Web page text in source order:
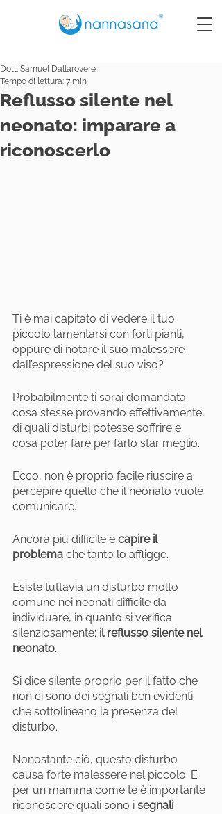
Reflusso silente nel
neonato: imparare a
riconoscerlo
Dott. Samuel Dallarovere
Tempo di lettura: 7 min
Ti è mai capitato di vedere il tuo
piccolo lamentarsi con forti pianti,
oppure di notare il suo malessere
dall’espressione del suo viso?
Probabilmente ti sarai domandata
cosa stesse provando effettivamente,
di quali disturbi potesse soffrire e
cosa poter fare per farlo star meglio.
Ecco, non è proprio facile riuscire a
percepire quello che il neonato vuole
comunicare.
Ancora più difficile è capire il
problema che tanto lo affligge.
Esiste tuttavia un disturbo molto
comune nei neonati difficile da
individuare, in quanto si verifica
silenziosamente: il reflusso silente nel
neonato.
Si dice silente proprio per il fatto che
non ci sono dei segnali ben evidenti
che sottolineano la presenza del
disturbo.
Nonostante ciò, questo disturbo
causa forte malessere nel piccolo. E
per un mamma come te è importante
riconoscere quali sono i segnali